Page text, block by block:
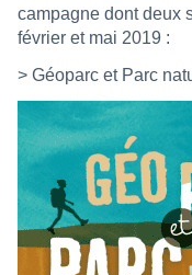
campagne dont deux
février et mai 2019 :
> Géoparc et Parc